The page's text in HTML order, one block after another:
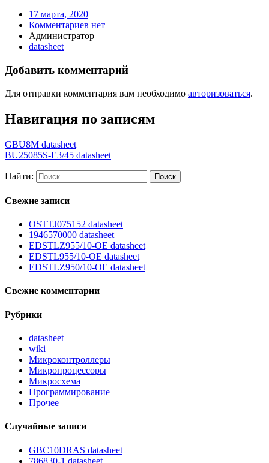
17 марта, 2020
Комментариев нет
Администратор
datasheet
Добавить комментарий
Для отправки комментария вам необходимо авторизоваться.
Навигация по записям
GBU8M datasheet
BU25085S-E3/45 datasheet
Найти:
Свежие записи
OSTTJ075152 datasheet
1946570000 datasheet
EDSTLZ955/10-OE datasheet
EDSTL955/10-OE datasheet
EDSTLZ950/10-OE datasheet
Свежие комментарии
Рубрики
datasheet
wiki
Микроконтроллеры
Микропроцессоры
Микросхема
Программирование
Прочее
Случайные записи
GBC10DRAS datasheet
786830-1 datasheet